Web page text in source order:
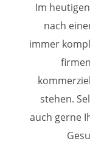
Im
nach
immer
stehen.
auch gerne